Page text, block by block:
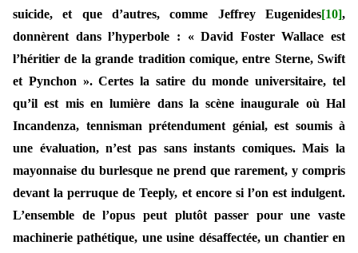
suicide, et que d’autres, comme Jeffrey Eugenides[10],
donnèrent dans l’hyperbole : « David Foster Wallace est
l’héritier de la grande tradition comique, entre Sterne, Swift
et Pynchon ». Certes la satire du monde universitaire, tel
qu’il est mis en lumière dans la scène inaugurale où Hal
Incandenza, tennisman prétendument génial, est soumis à
une évaluation, n’est pas sans instants comiques. Mais la
mayonnaise du burlesque ne prend que rarement, y compris
devant la perruque de Teeply, et encore si l’on est indulgent.
L’ensemble de l’opus peut plutôt passer pour une vaste
machinerie pathétique, une usine désaffectée, un chantier en